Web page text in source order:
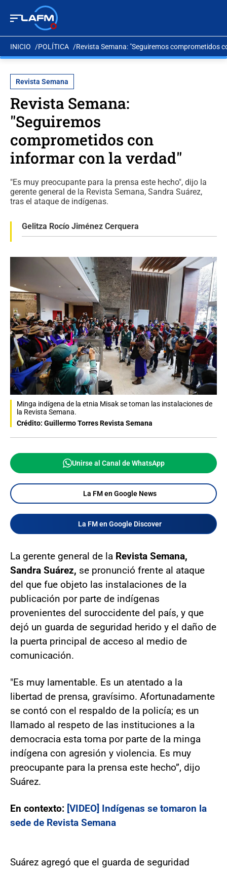
INICIO POLÍTICA Revista Semana: "Seguiremos comprometidos
Revista Semana
Revista Semana:
"Seguiremos
comprometidos con
informar con la verdad"
"Es muy preocupante para la prensa este hecho", dijo la
gerente general de la Revista Semana, Sandra Suárez,
tras el ataque de indígenas.
Gelitza Rocío Jiménez Cerquera
Minga indígena de la etnia Misak se toman las instalaciones de
la Revista Semana.
Crédito: Guillermo Torres Revista Semana
Unirse al Canal de WhatsApp
La FM en Google News
La FM en Google Discover
La gerente general de la Revista Semana,
Sandra Suárez, se pronunció frente al ataque
del que fue objeto las instalaciones de la
publicación por parte de indígenas
provenientes del suroccidente del país, y que
dejó un guarda de seguridad herido y el daño de
la puerta principal de acceso al medio de
comunicación.
"Es muy lamentable. Es un atentado a la
libertad de prensa, gravísimo. Afortunadamente
se contó con el respaldo de la policía; es un
llamado al respeto de las instituciones a la
democracia esta toma por parte de la minga
indígena con agresión y violencia. Es muy
preocupante para la prensa este hecho”, dijo
Suárez.
En contexto: [VIDEO] Indígenas se tomaron la
sede de Revista Semana
Suárez agregó que el guarda de seguridad